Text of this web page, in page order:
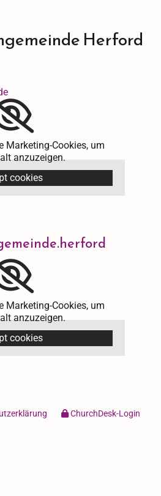
Herford
Marketing-Cookies, um
anzuzeigen.
cookies
Marketing-Cookies, um
anzuzeigen.
cookies
ChurchDesk-Login